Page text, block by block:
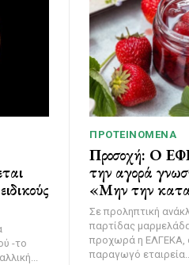
-το
ΠΡΟΤΕΙΝΌΜΕΝΑ
Προσοχή: Ο
την αγορά
«Μην την
Σε προληπτική
παρτίδας
προχωρά η ΕΛΓΕΚΑ,
παραγωγό